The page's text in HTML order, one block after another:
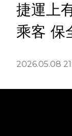
捷運上
乘客 保
2026.05.08